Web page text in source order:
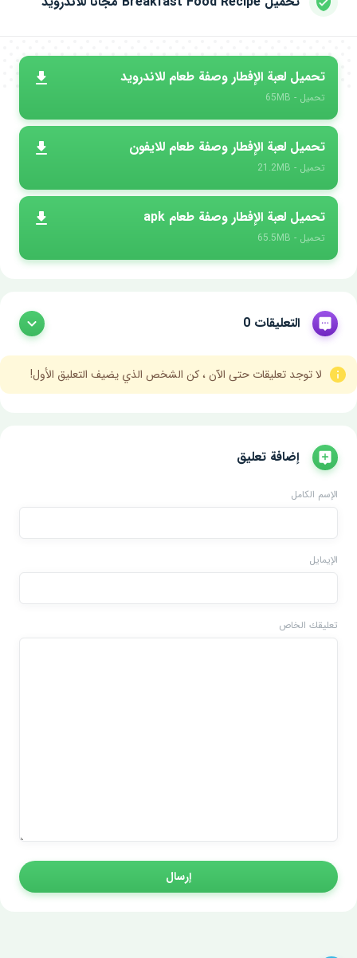
تحميل لعبة الإفطار وصفة طعام للاندرويد
تحميل - 65MB
تحميل لعبة الإفطار وصفة طعام للايفون
تحميل - 21.2MB
تحميل لعبة الإفطار وصفة طعام apk
تحميل - 65.5MB
التعليقات 0
لا توجد تعليقات حتى الآن ، كن الشخص الذي يضيف التعليق الأول!
إضافة تعليق
الإسم الكامل
الإيمايل
تعليقك الخاص
إرسال